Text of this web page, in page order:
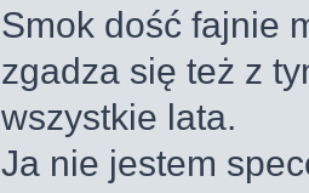
Smok dość fajnie
zgadza się też z
wszystkie lata.
Ja nie jestem